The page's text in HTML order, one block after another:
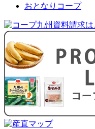
おとなりコープ